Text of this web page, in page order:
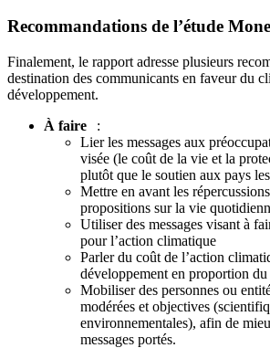
Recommandations de l’étude
Finalement, le rapport adresse plusieurs
destination des communicants en faveur du
développement.
À faire :
Lier les messages aux
visée (le coût de la vie et la
plutôt que le soutien aux pays
Mettre en avant les
propositions sur la vie
Utiliser des messages visant à
pour l’action climatique
Parler du coût de l’action
développement en proportion
Mobiliser des personnes ou
modérées et objectives
environnementales), afin de
messages portés.